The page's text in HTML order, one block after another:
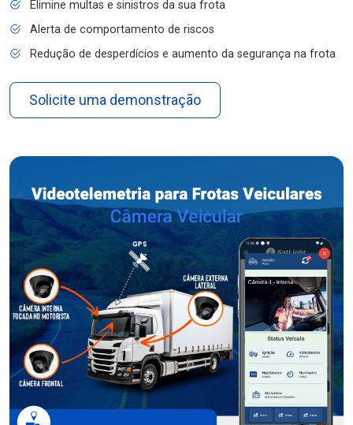
Elimine multas e sinistros da sua frota
Alerta de comportamento de riscos
Redução de desperdícios e aumento da segurança na frota
Solicite uma demonstração